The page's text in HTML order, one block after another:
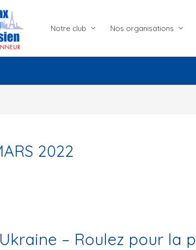
Notre club Nos organisations
2022
Ukraine – Roulez pour la